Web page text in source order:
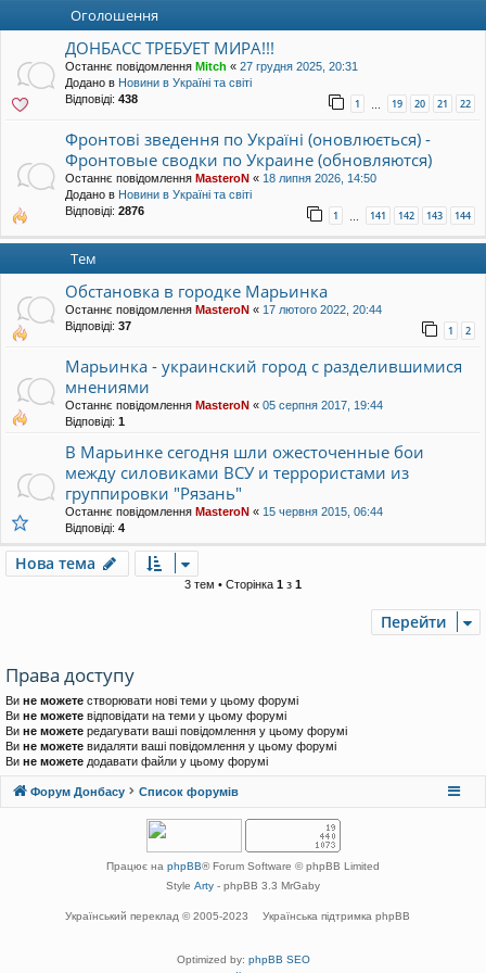
Оголошення
ДОНБАСС ТРЕБУЕТ МИРА!!!
Останнє повідомлення Mitch « 27 грудня 2025, 20:31
Додано в Новини в Україні та світі
Відповіді: 438 1 … 19 20 21 22
Фронтові зведення по Україні (оновлюється) -
Фронтовые сводки по Украине (обновляются)
Останнє повідомлення MasteroN « 18 липня 2026, 14:50
Додано в Новини в Україні та світі
Відповіді: 2876 1 … 141 142 143 144
Тем
Обстановка в городке Марьинка
Останнє повідомлення MasteroN « 17 лютого 2022, 20:44
Відповіді: 37 1 2
Марьинка - украинский город с разделившимися
мнениями
Останнє повідомлення MasteroN « 05 серпня 2017, 19:44
Відповіді: 1
В Марьинке сегодня шли ожесточенные бои
между силовиками ВСУ и террористами из
группировки "Рязань"
Останнє повідомлення MasteroN « 15 червня 2015, 06:44
Відповіді: 4
Нова тема
3 тем • Сторінка 1 з 1
Перейти
Права доступу
Ви не можете створювати нові теми у цьому форумі
Ви не можете відповідати на теми у цьому форумі
Ви не можете редагувати ваші повідомлення у цьому форумі
Ви не можете видаляти ваші повідомлення у цьому форумі
Ви не можете додавати файли у цьому форумі
Форум Донбасу Список форумів
Працює на phpBB® Forum Software © phpBB Limited
Style Arty - phpBB 3.3 MrGaby
Український переклад © 2005-2023 Українська підтримка phpBB
Optimized by: phpBB SEO